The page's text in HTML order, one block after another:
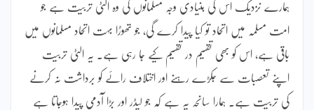
ہمارے نزدیک اس کی بنیادی وجہ مسلمانوں کی وہ الٹی تربیت ہے جو
امت مسلمہ میں اتحاد تو کیا پیدا کرے گی، جو تھوڑا بہت اتحاد مسلمانوں میں
باقی ہے، اس کو بھی تقسیم در تقسیم کیے جا رہی ہے۔ یہ الٹی تربیت
اپنے تعصبات سے جکڑے رہنے اور اختلاف رائے کو برداشت نہ کرنے
کی تربیت ہے۔ ہمارا سانحہ یہ ہے کہ جو لیڈر اور بڑا آدمی پیدا ہوجاتا ہے